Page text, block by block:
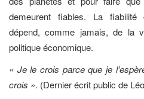
demeurent fiables. La
dépend, comme jamais, de la
politique économique.
« Je le crois parce que je
crois ». (Dernier écrit public de